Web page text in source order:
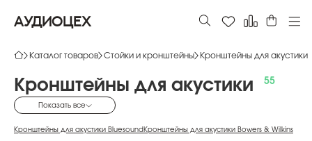
АУДИОЦЕХ
Каталог товаров Стойки и кронштейны Кронштейны для акустики
Кронштейны для акустики
Показать все
Кронштейны для акустики Bluesound Кронштейны для акустики Bowers & Wilkins